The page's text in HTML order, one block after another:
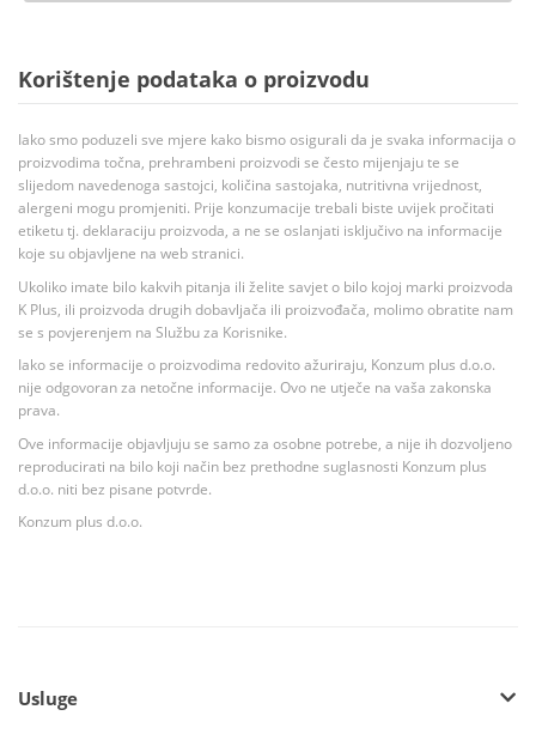
Korištenje podataka o proizvodu
Iako smo poduzeli sve mjere kako bismo osigurali da je svaka informacija o
proizvodima točna, prehrambeni proizvodi se često mijenjaju te se
slijedom navedenoga sastojci, količina sastojaka, nutritivna vrijednost,
alergeni mogu promjeniti. Prije konzumacije trebali biste uvijek pročitati
etiketu tj. deklaraciju proizvoda, a ne se oslanjati isključivo na informacije
koje su objavljene na web stranici.
Ukoliko imate bilo kakvih pitanja ili želite savjet o bilo kojoj marki proizvoda
K Plus, ili proizvoda drugih dobavljača ili proizvođača, molimo obratite nam
se s povjerenjem na Službu za Korisnike.
Iako se informacije o proizvodima redovito ažuriraju, Konzum plus d.o.o.
nije odgovoran za netočne informacije. Ovo ne utječe na vaša zakonska
prava.
Ove informacije objavljuju se samo za osobne potrebe, a nije ih dozvoljeno
reproducirati na bilo koji način bez prethodne suglasnosti Konzum plus
d.o.o. niti bez pisane potvrde.
Konzum plus d.o.o.
Usluge